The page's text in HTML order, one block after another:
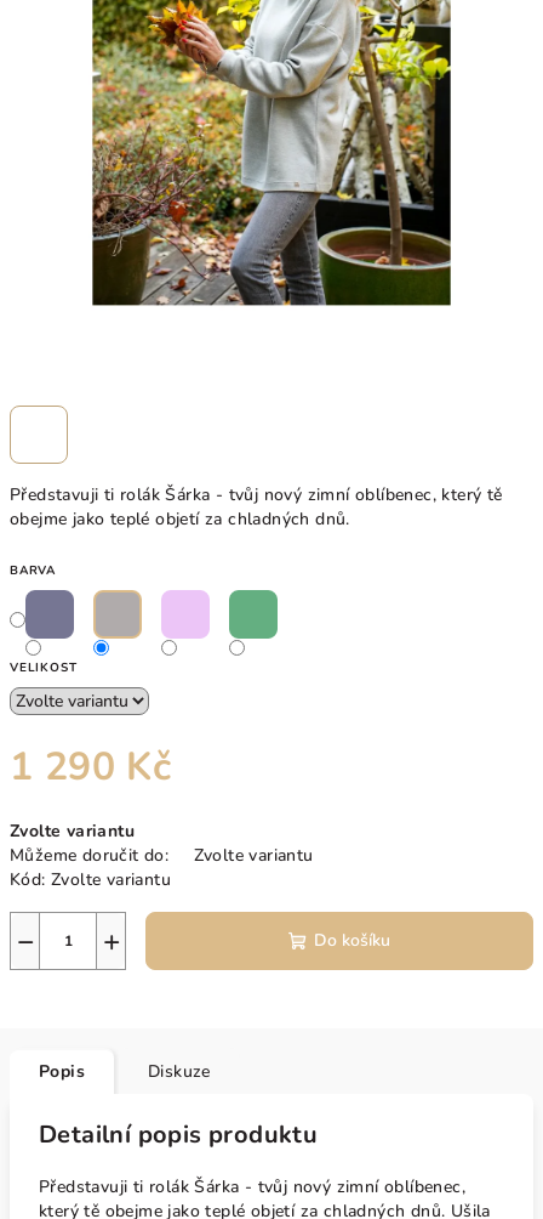
Představuji ti rolák Šárka - tvůj nový zimní oblíbenec, který tě
obejme jako teplé objetí za chladných dnů.
BARVA
VELIKOST
1 290 Kč
cena:
Zvolte variantu
Můžeme doručit do:
Zvolte variantu
Kód: Zvolte variantu
+
− Do košíku
Popis Diskuze
Detailní popis produktu
Představuji ti rolák Šárka - tvůj nový zimní oblíbenec,
který tě obejme jako teplé objetí za chladných dnů. Ušila